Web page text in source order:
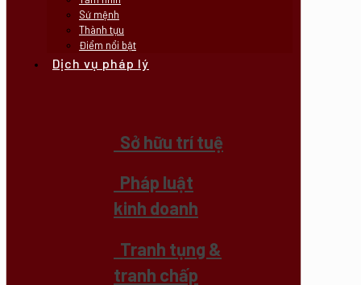
Sứ mệnh
Thành tựu
Điểm nổi bật
Dịch vụ pháp lý
Sở hữu trí tuệ
Pháp luật
kinh doanh
Tranh tụng &
tranh chấp